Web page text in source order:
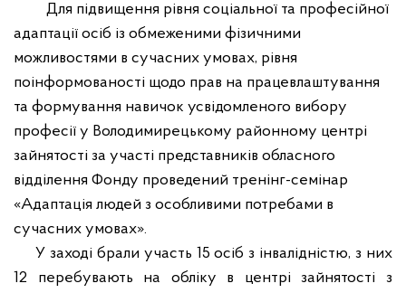
Для підвищення рівня соціальної та професійної
адаптації осіб із обмеженими фізичними
можливостями в сучасних умовах, рівня
поінформованості щодо прав на працевлаштування
та формування навичок усвідомленого вибору
професії у Володимирецькому районному центрі
зайнятості за участі представників обласного
відділення Фонду проведений тренінг-семінар
«Адаптація людей з особливими потребами в
сучасних умовах».
У заході брали участь 15 осіб з інвалідністю, з них
12 перебувають на обліку в центрі зайнятості з